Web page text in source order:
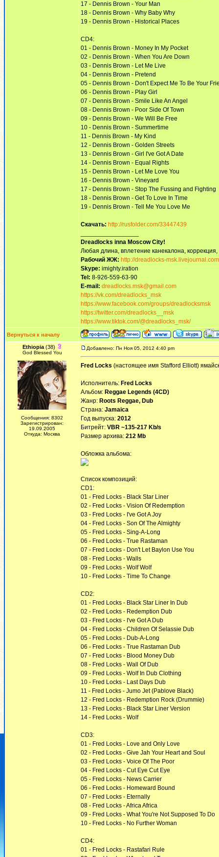
17 - Dennis Brown - Your Man
18 - Dennis Brown - Why Baby Why
19 - Dennis Brown - Historical Places
CD4:
01 - Dennis Brown - Money In My Pocket
02 - Dennis Brown - When You Are Down
03 - Dennis Brown - Let Me Live
04 - Dennis Brown - Pretend
05 - Dennis Brown - Don't Expect Me To Be Your
06 - Dennis Brown - Play Girl
07 - Dennis Brown - Smile Like An Angel
08 - Dennis Brown - Poor Side Of Town
09 - Dennis Brown - We Will Be Free
10 - Dennis Brown - Summertime
11 - Dennis Brown - My Kind
12 - Dennis Brown - Golden Streets
13 - Dennis Brown - Girl I've Got A Date
14 - Dennis Brown - Equal Rights
15 - Dennis Brown - Let Me Love You
16 - Dennis Brown - Vineyard
17 - Dennis Brown - Stop The Fussing and Fighting
18 - Dennis Brown - Get To Love In Time
19 - Dennis Brown - Tell Me You Love Me
Скачать: http://rusfolder.com/33447439
Dreadlocks inna Moscow Сity!
Любая длина, вплетение канекалона,
Рабочий ЖЖ: http://dreadlocks-
Skype: imighty.iration
Tel: 8-926-559-63-90
E-mail: dreadlocks.msk@gmail.com
https://vk.com/dreadlocks_msk
https://www.facebook.com/groups/dreadlocksmsk
https://twitter.com/dreadlocks__msk
https://www.tiktok.com/@dreadlocks_msk/
Вернуться к началу
Ethiopia(38)
God Blessed You
Сообщения: 8302
Зарегистрирован:
19.09.2005
Откуда: Москва
Добавлено: Пн Ноя 05, 2012 4:40 pm
Fred Locks (настоящее имя Stafford Elliott)
Исполнитель: Fred Locks
Альбом: Reggae Legends (4CD)
Жанр: Roots Reggae, Dub
Страна: Jamaica
Год выпуска: 2012
Битрейт: VBR ~135-217 Kb/s
Размер архива: 212 Mb
Обложка альбома:
Список композиций:
CD1:
01 - Fred Locks - Black Star Liner
02 - Fred Locks - Vision Of Redemption
03 - Fred Locks - I've Got A Joy
04 - Fred Locks - Son Of The Almighty
05 - Fred Locks - Sing-A-Long
06 - Fred Locks - True Rastaman
07 - Fred Locks - Don't Let Baylon Use You
08 - Fred Locks - Walls
09 - Fred Locks - Wolf Wolf
10 - Fred Locks - Time To Change
CD2:
01 - Fred Locks - Black Star Liner In Dub
02 - Fred Locks - Redemption Dub
03 - Fred Locks - I've Got A Dub
04 - Fred Locks - Children Of Selassie Dub
05 - Fred Locks - Dub-A-Long
06 - Fred Locks - True Rastaman Dub
07 - Fred Locks - Blood Money Dub
08 - Fred Locks - Wall Of Dub
09 - Fred Locks - Wolf In Dub Clothing
10 - Fred Locks - Last Days Dub
11 - Fred Locks - Jumo Jet (Pablove Black)
12 - Fred Locks - Redemption Rock (Drummie)
13 - Fred Locks - Black Star Liner Version
14 - Fred Locks - Wolf
CD3:
01 - Fred Locks - Love and Only Love
02 - Fred Locks - Give Jah Your Heart and Soul
03 - Fred Locks - Voice Of The Poor
04 - Fred Locks - Cut Eye Cut Eye
05 - Fred Locks - News Carrier
06 - Fred Locks - Homeward Bound
07 - Fred Locks - Eternally
08 - Fred Locks - Africa Africa
09 - Fred Locks - What You're Not Supposed To Do
10 - Fred Locks - No Further Woman
CD4:
01 - Fred Locks - Rastafari Rule